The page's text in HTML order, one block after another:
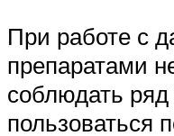
При работе с
препаратами
соблюдать
пользоваться